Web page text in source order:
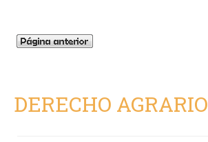
DERECHO AGRARIO